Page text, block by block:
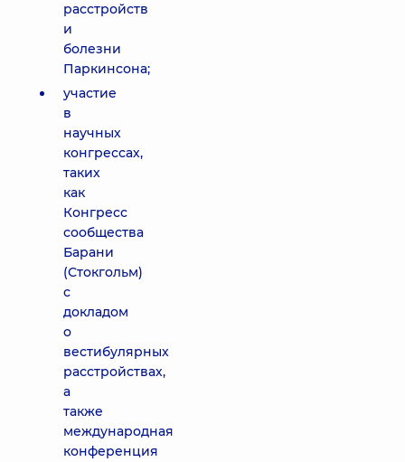
расстройств
и
болезни
Паркинсона;
участие
в
научных
конгрессах,
таких
как
Конгресс
сообщества
Барани
(Стокгольм)
с
докладом
о
вестибулярных
расстройствах,
а
также
международная
конференция